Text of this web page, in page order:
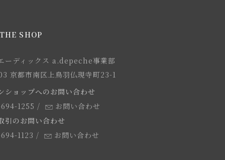
SHOP
ーディックス a.depeche事業部
京都市南区上鳥羽仏現寺町23-1
ショップへのお問い合わせ
1255 /
お問い合わせ
引のお問い合わせ
1123 / お問い合わせ